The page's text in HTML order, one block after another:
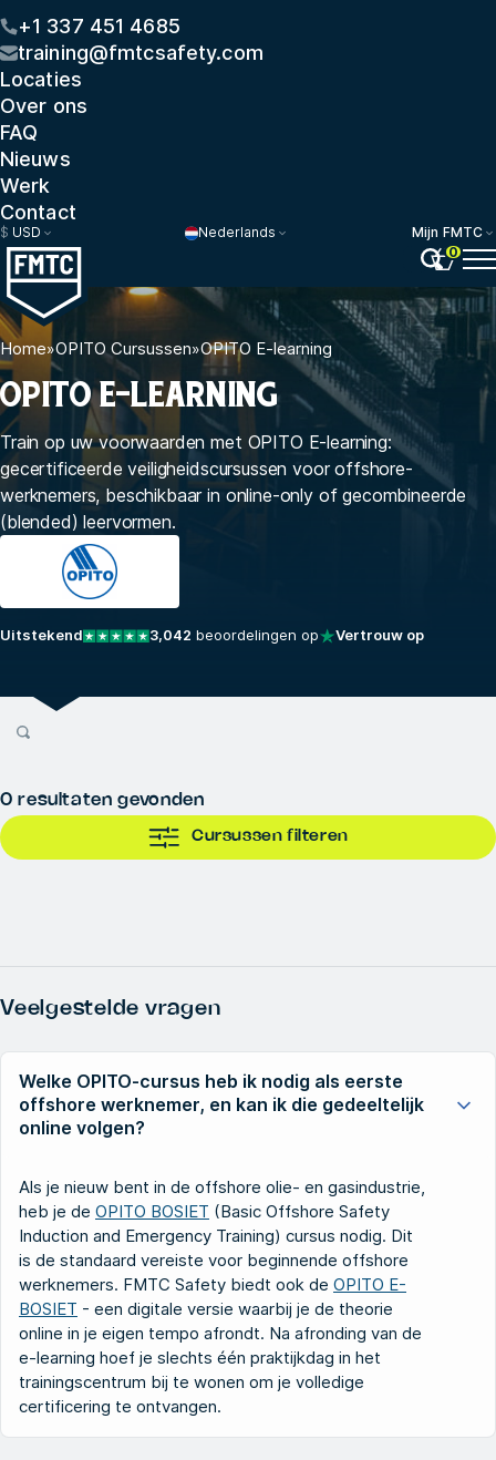
+1 337 451 4685
training@fmtcsafety.com
Locaties
Over ons
FAQ
Nieuws
Werk
Contact
$ USD Nederlands
Mijn FMTC
0
Home»OPITO Cursussen»OPITO E-learning
OPITO E-LEARNING
Train op uw voorwaarden met OPITO E-learning:
gecertificeerde veiligheidscursussen voor offshore-
werknemers, beschikbaar in online-only of gecombineerde
(blended) leervormen.
Uitstekend 3,042 beoordelingen op Vertrouw op
0 resultaten gevonden
Cursussen filteren
Veelgestelde vragen
Welke OPITO-cursus heb ik nodig als eerste
offshore werknemer, en kan ik die gedeeltelijk
online volgen?
Als je nieuw bent in de offshore olie- en gasindustrie,
heb je de OPITO BOSIET (Basic Offshore Safety
Induction and Emergency Training) cursus nodig. Dit
is de standaard vereiste voor beginnende offshore
werknemers. FMTC Safety biedt ook de OPITO E-
BOSIET - een digitale versie waarbij je de theorie
online in je eigen tempo afrondt. Na afronding van de
e-learning hoef je slechts één praktijkdag in het
trainingscentrum bij te wonen om je volledige
certificering te ontvangen.